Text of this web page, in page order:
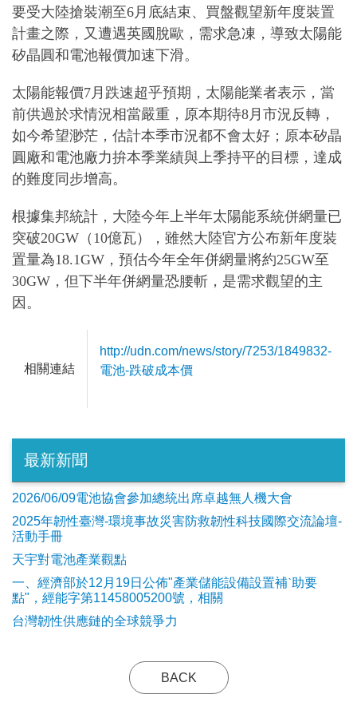
要受大陸搶裝潮至6月底結束、買盤觀望新年度裝置
計畫之際，又遭遇英國脫歐，需求急凍，導致太陽能
矽晶圓和電池報價加速下滑。
太陽能報價7月跌速超乎預期，太陽能業者表示，當
前供過於求情況相當嚴重，原本期待8月市況反轉，
如今希望渺茫，估計本季市況都不會太好；原本矽晶
圓廠和電池廠力拚本季業績與上季持平的目標，達成
的難度同步增高。
根據集邦統計，大陸今年上半年太陽能系統併網量已
突破20GW（10億瓦），雖然大陸官方公布新年度裝
置量為18.1GW，預估今年全年併網量將約25GW至
30GW，但下半年併網量恐腰斬，是需求觀望的主
因。
相關連結
http://udn.com/news/story/7253/1849832-
電池-跌破成本價
最新新聞
2026/06/09電池協會參加總統出席卓越無人機大會
2025年韌性臺灣-環境事故災害防救韌性科技國際交流論壇-
活動手冊
天宇對電池產業觀點
​一、經濟部於12月19日公佈"產業儲能設備設置補ˋ助要
點"，經能字第11458005200號，相關
台灣韌性供應鏈的全球競爭力
BACK